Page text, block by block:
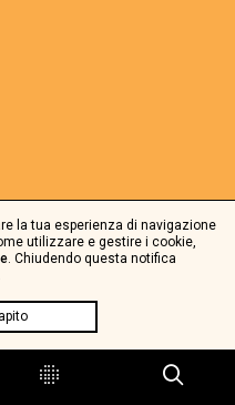
la tua esperienza di navigazione
utilizzare e gestire i cookie,
. Chiudendo questa notifica